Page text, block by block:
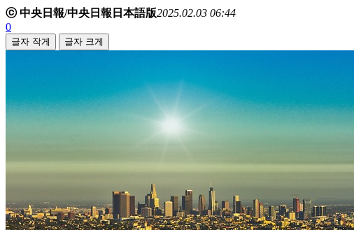
ⓒ 中央日報/中央日報日本語版2025.02.03 06:44
0
글자 작게 글자 크게